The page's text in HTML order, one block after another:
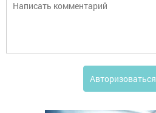
Авторизоваться